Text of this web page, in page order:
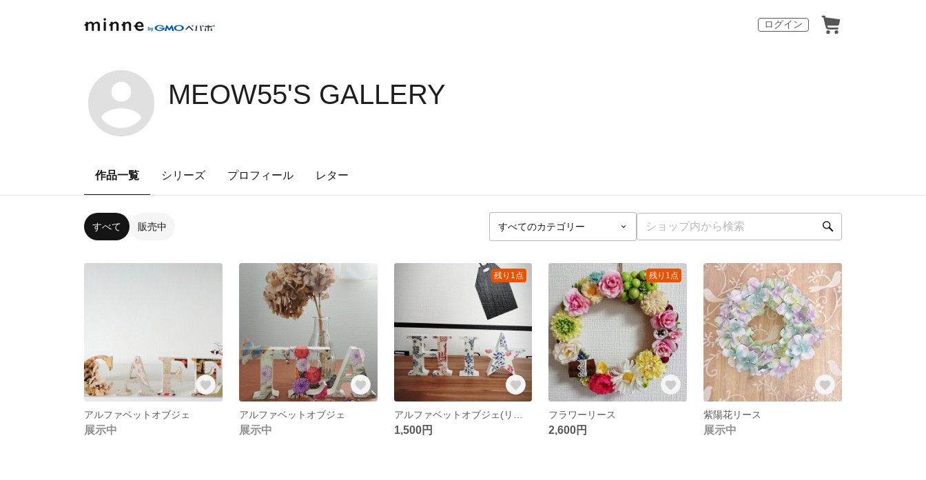
ログイン
MEOW55'S GALLERY
作品一覧 シリーズ プロフィール レター
すべて 販売中
アルファベットオブジェ
展示中
アルファベットオブジェ
展示中
残り1点
1,500円
残り1点
フラワーリース
2,600円
紫陽花リース
展示中